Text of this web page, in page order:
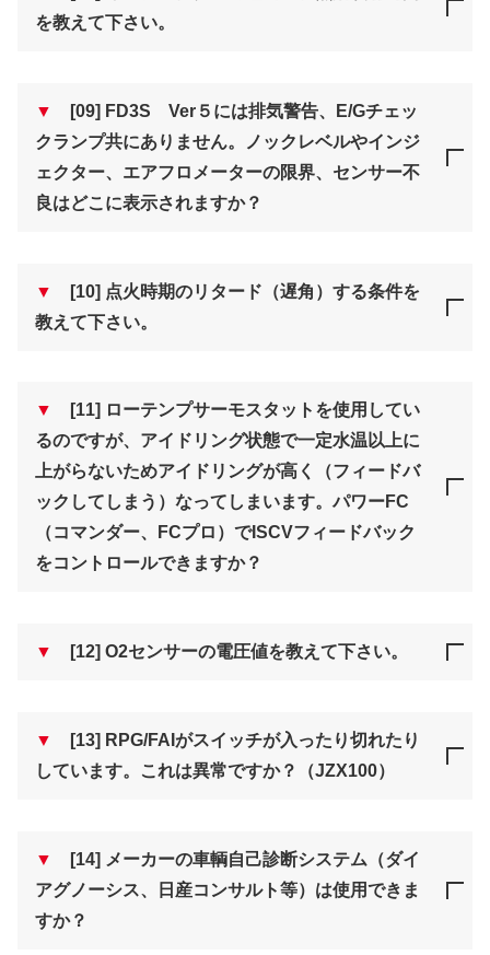
を教えて下さい。
▼
[09] FD3S Ver５には排気警告、E/Gチェッ
クランプ共にありません。ノックレベルやインジ
ェクター、エアフロメーターの限界、センサー不
良はどこに表示されますか？
▼
[10] 点火時期のリタード（遅角）する条件を
教えて下さい。
▼
[11] ローテンプサーモスタットを使用してい
るのですが、アイドリング状態で一定水温以上に
上がらないためアイドリングが高く（フィードバ
ックしてしまう）なってしまいます。パワーFC
（コマンダー、FCプロ）でISCVフィードバック
をコントロールできますか？
▼ [12] O2センサーの電圧値を教えて下さい。
▼
[13] RPG/FAIがスイッチが入ったり切れたり
しています。これは異常ですか？（JZX100）
▼
[14] メーカーの車輌自己診断システム（ダイ
アグノーシス、日産コンサルト等）は使用できま
すか？